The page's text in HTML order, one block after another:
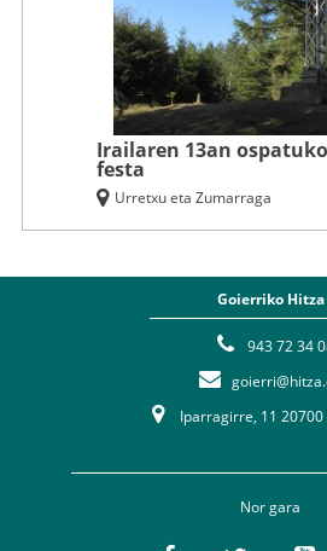
Irailaren 13an
festa
Urretxu eta Zumarraga
Goierriko Hitza
943 72 34
Iparragirre, 11 20700
Nor gara